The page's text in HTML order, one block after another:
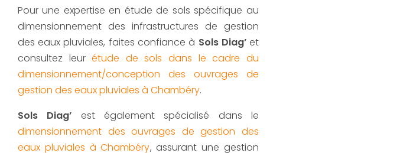
Pour une expertise en étude de sols spécifique au
dimensionnement des infrastructures de gestion
des eaux pluviales, faites confiance à Sols Diag’et
consultez leurétude de sols dans le cadre du
dimensionnement/conception des ouvrages de
gestion des eaux pluviales à Chambéry.
Sols Diag’ est également spécialisé dans le
dimensionnement des ouvrages de gestion des
eaux pluviales à Chambéry, assurant une gestion